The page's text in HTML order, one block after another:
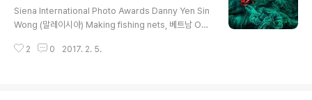
Siena International Photo Awards Danny Yen Sin
Wong (말레이시아) Making fishing nets, 베트남 Op
erry Greenhouses 여행 부분 수상작 Giuseppe Mar
2 0 2017. 2. 5.